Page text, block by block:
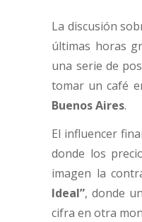
La discusión
últimas horas
una serie de
tomar un café
Buenos Aires.
El influencer
donde los
imagen la
Ideal”, donde
cifra en otra